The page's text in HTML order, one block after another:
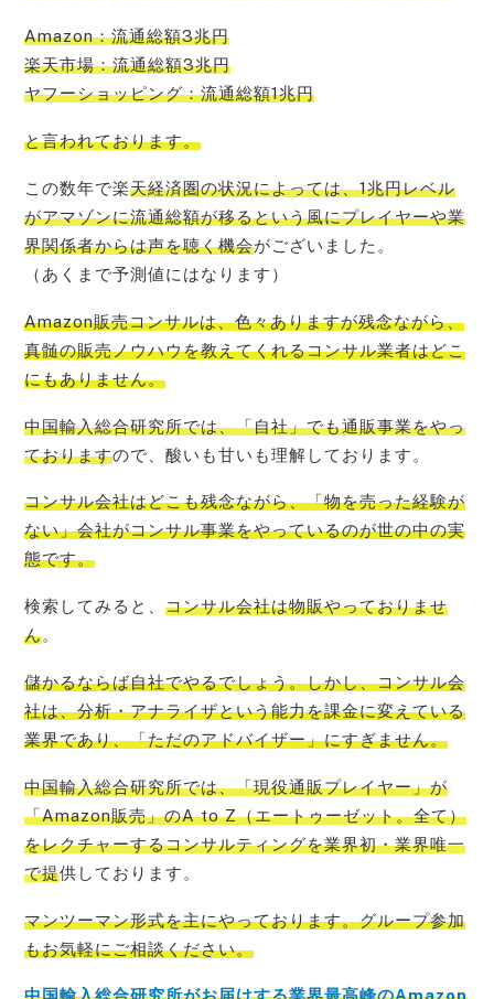
Amazon：流通総額3兆円
楽天市場：流通総額3兆円
ヤフーショッピング：流通総額1兆円
と言われております。
この数年で楽天経済圏の状況によっては、1兆円レベル
がアマゾンに流通総額が移るという風にプレイヤーや業
界関係者からは声を聴く機会がございました。
（あくまで予測値にはなります）
Amazon販売コンサルは、色々ありますが残念ながら、
真髄の販売ノウハウを教えてくれるコンサル業者はどこ
にもありません。
中国輸入総合研究所では、「自社」でも通販事業をやっ
ておりますので、酸いも甘いも理解しております。
コンサル会社はどこも残念ながら、「物を売った経験が
ない」会社がコンサル事業をやっているのが世の中の実
態です。
検索してみると、コンサル会社は物販やっておりませ
ん。
儲かるならば自社でやるでしょう。しかし、コンサル会
社は、分析・アナライザという能力を課金に変えている
業界であり、「ただのアドバイザー」にすぎません。
中国輸入総合研究所では、「現役通販プレイヤー」が
「Amazon販売」のA to Z（エートゥーゼット。全て）
をレクチャーするコンサルティングを業界初・業界唯一
で提供しております。
マンツーマン形式を主にやっております。グループ参加
もお気軽にご相談ください。